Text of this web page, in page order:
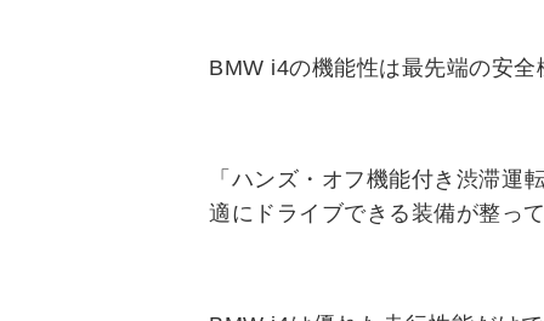
BMW i4の機能性は最先端の安
「ハンズ・オフ機能付き渋滞運
適にドライブできる装備が整っ